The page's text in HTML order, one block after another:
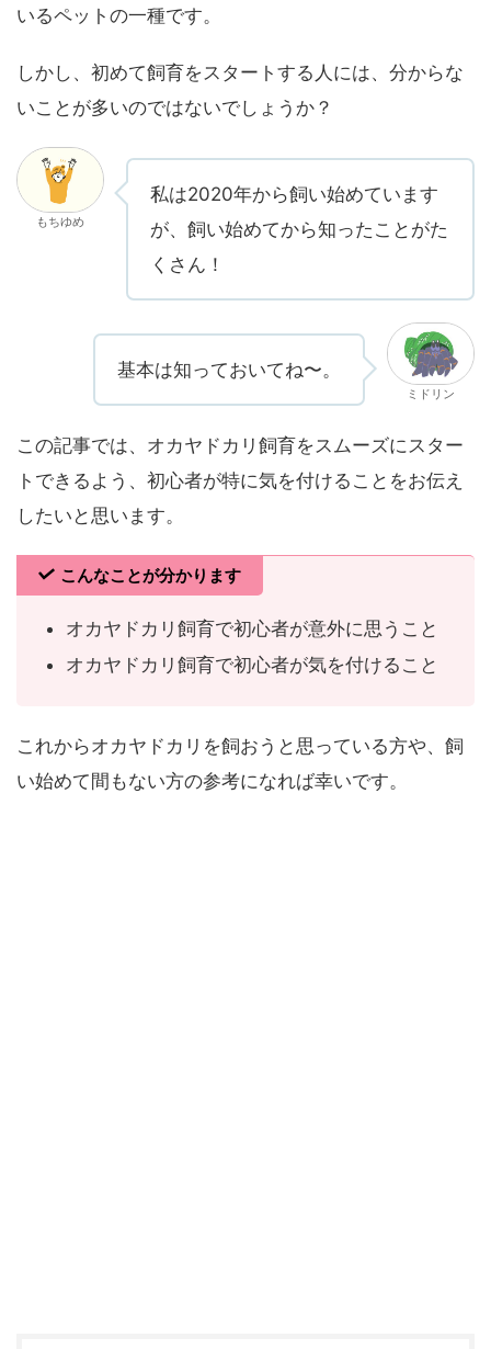
いるペットの一種です。
しかし、初めて飼育をスタートする人には、分からな
いことが多いのではないでしょうか？
もちゆめ
私は2020年から飼い始めています
が、飼い始めてから知ったことがた
くさん！
基本は知っておいてね〜。
ミドリン
この記事では、オカヤドカリ飼育をスムーズにスター
トできるよう、初心者が特に気を付けることをお伝え
したいと思います。
こんなことが分かります
オカヤドカリ飼育で初心者が意外に思うこと
オカヤドカリ飼育で初心者が気を付けること
これからオカヤドカリを飼おうと思っている方や、飼
い始めて間もない方の参考になれば幸いです。